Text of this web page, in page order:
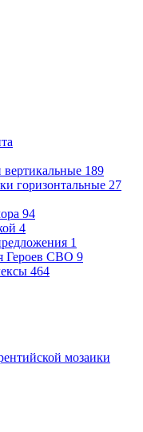
189
горизонтальные 27
94
4
1
Героев СВО 9
464
мозаики